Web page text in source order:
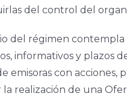
del control del
del régimen contempla
informativos y plazos
emisoras con acciones,
realización de una